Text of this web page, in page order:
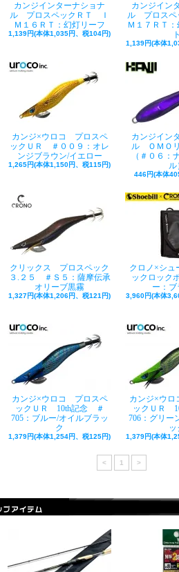
カンジインターナショナ
ル プロスペックＲＴ Ｉ
Ｍ１６ＲＴ：幻灯リーフ
1,139円(本体1,035円、税104円)
カンジイン
ル プロスペ
Ｍ１７ＲＴ
ト
1,139円(本体
カンジ×ウロコ プロスペ
ックＵＲ ＃００９：オレ
ンジブラウン/イエロー
1,265円(本体1,150円、税115円)
カンジイン
ル ＯＭＯ
（＃０６：
ル
446円(本体
クリックス プロスペック
３.２５ ＃Ｓ５：薩摩伝承
オリーブ黒霧
1,327円(本体1,206円、税121円)
クロノ×シ
ックロック
ー：ブ
3,960円(本体
カンジ×ウロコ プロスペ
ックＵＲ 10th記念 ＃
705：ブルー/オイルブラッ
ク
1,379円(本体1,254円、税125円)
カンジ×ウ
ックＵＲ
706：グリー
ッ
1,379円(本体
< 1 >